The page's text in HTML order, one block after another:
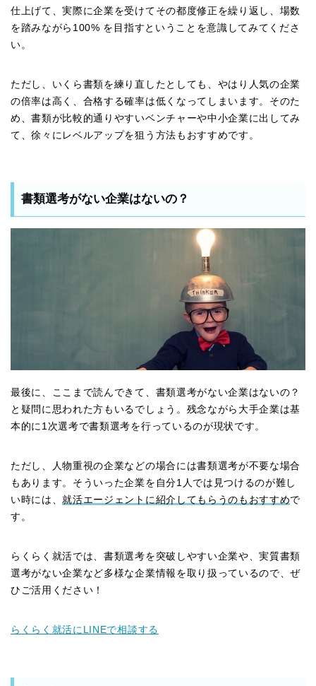
仕上げて、実際に企業を受けてその都度修正を繰り返し、場数
を踏みながら100% を目指すということを意識してみてくださ
い。
ただし、いくら書類を練り直したとしても、やはり人気の企業
の倍率は高く、合格する確率は低くなってしまいます。そのた
め、書類が比較的通りやすいベンチャーや中小企業に出してみ
て、徐々にレベルアップを狙う方法もおすすめです。
書類選考がない企業はないの？
最後に、ここまで読んできて、書類選考がない企業はないの？
と疑問に思われた方もいるでしょう。残念ながら大手企業は基
本的に1次選考で書類選考を行っているのが現状です。
ただし、人物重視の企業などの場合には書類選考が不要な場合
もあります。そういった企業を自分1人では見つけるのが難し
い時には、就活エージェントに紹介してもらうのもおすすめで
す。
らくらく就活では、書類選考を突破しやすい企業や、実質書類
選考がない企業など多様な企業情報を取り扱っているので、ぜ
ひご活用ください！
らくらく就活にLINEで相談する